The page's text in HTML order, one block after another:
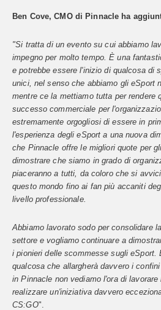
Ben Cove, CMO di Pinnacle ha
"Si tratta di un evento su cui abbiamo
impegno per molto tempo. È una
e potrebbe essere l'inizio di qualcosa di
unici, nel senso che abbiamo gli eSport
mentre ce la mettiamo tutta per rendere
successo commerciale per
estremamente orgogliosi di essere in
l'esperienza degli eSport a una nuova
che Pinnacle offre le migliori quote per
dimostrare che siamo in grado di
piaceranno a tutti, da coloro che si
questo mondo fino ai fan più accaniti
livello professionale.
Abbiamo lavorato sodo per consolidare
settore e vogliamo continuare a
i pionieri delle scommesse sugli eSport.
qualcosa che allargherà davvero i
in Pinnacle non vediamo l'ora di
realizzare un'iniziativa davvero
CS:GO".